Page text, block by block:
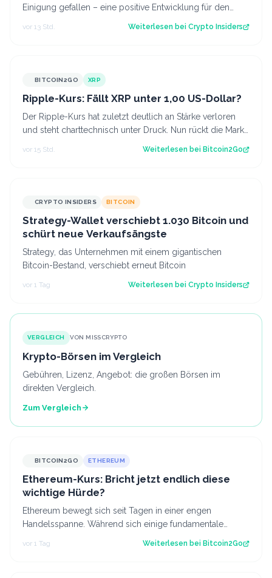
Einigung gefallen – eine positive Entwicklung für den
vor 13 Std. Weiterlesen bei Crypto Insiders
BITCOIN2GO XRP
Ripple-Kurs: Fällt XRP unter 1,00 US-Dollar?
Der Ripple-Kurs hat zuletzt deutlich an Stärke verloren
und steht charttechnisch unter Druck. Nun rückt die Marke
vor 15 Std. Weiterlesen bei Bitcoin2Go
CRYPTO INSIDERS BITCOIN
Strategy-Wallet verschiebt 1.030 Bitcoin und
schürt neue Verkaufsängste
Strategy, das Unternehmen mit einem gigantischen
Bitcoin-Bestand, verschiebt erneut Bitcoin
vor 1 Tag Weiterlesen bei Crypto Insiders
VERGLEICH VON MISSCRYPTO
Krypto-Börsen im Vergleich
Gebühren, Lizenz, Angebot: die großen Börsen im
direkten Vergleich.
Zum Vergleich
BITCOIN2GO ETHEREUM
Ethereum-Kurs: Bricht jetzt endlich diese
wichtige Hürde?
Ethereum bewegt sich seit Tagen in einer engen
Handelsspanne. Während sich einige fundamentale
vor 1 Tag Weiterlesen bei Bitcoin2Go